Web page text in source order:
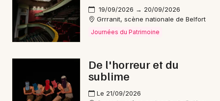
90 - Territoire de Belfort
Choisir mes départements
19/09/2026 → 20/09/2026
Grrranit, scène nationale de Belfort
Journées du Patrimoine
De l'horreur et du
sublime
Le 21/09/2026